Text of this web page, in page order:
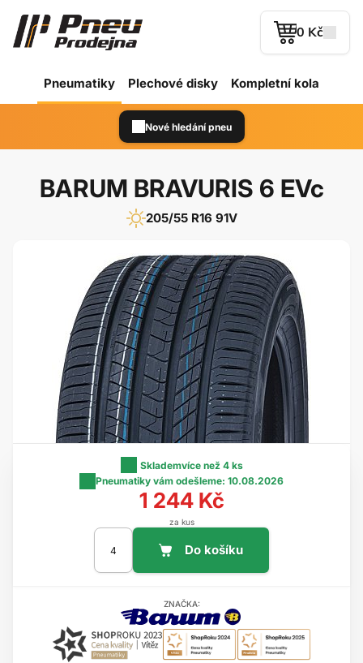
0 Kč
Pneumatiky Plechové disky Kompletní kola
Nové hledání pneu
BARUM BRAVURIS 6 EVc
205/55 R16 91V
Sklademvíce než 4 ks
Pneumatiky vám odešleme: 10.08.2026
1 244 Kč
za kus
ZNAČKA: